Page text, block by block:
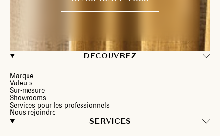
DECOUVREZ
Marque
Valeurs
Sur-mesure
Showrooms
Services pour les professionnels
Nous rejoindre
SERVICES